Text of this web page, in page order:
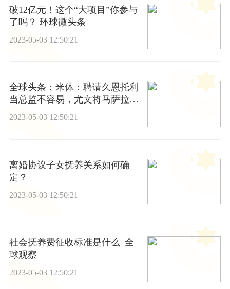
破12亿元！这个“大项目”你参与
了吗？ 环球微头条
2023-05-03 12:50:21
全球头条：米体：聘请久恩托利
当总监不容易，尤文将马萨拉和
罗西视为备选
2023-05-03 12:50:21
离婚协议子女抚养关系如何确
定？
2023-05-03 12:50:21
社会抚养费征收标准是什么_全
球观察
2023-05-03 12:50:21